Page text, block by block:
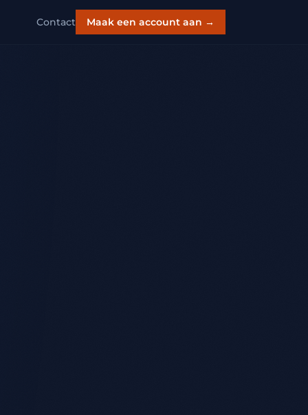
Contact Maak een account aan →